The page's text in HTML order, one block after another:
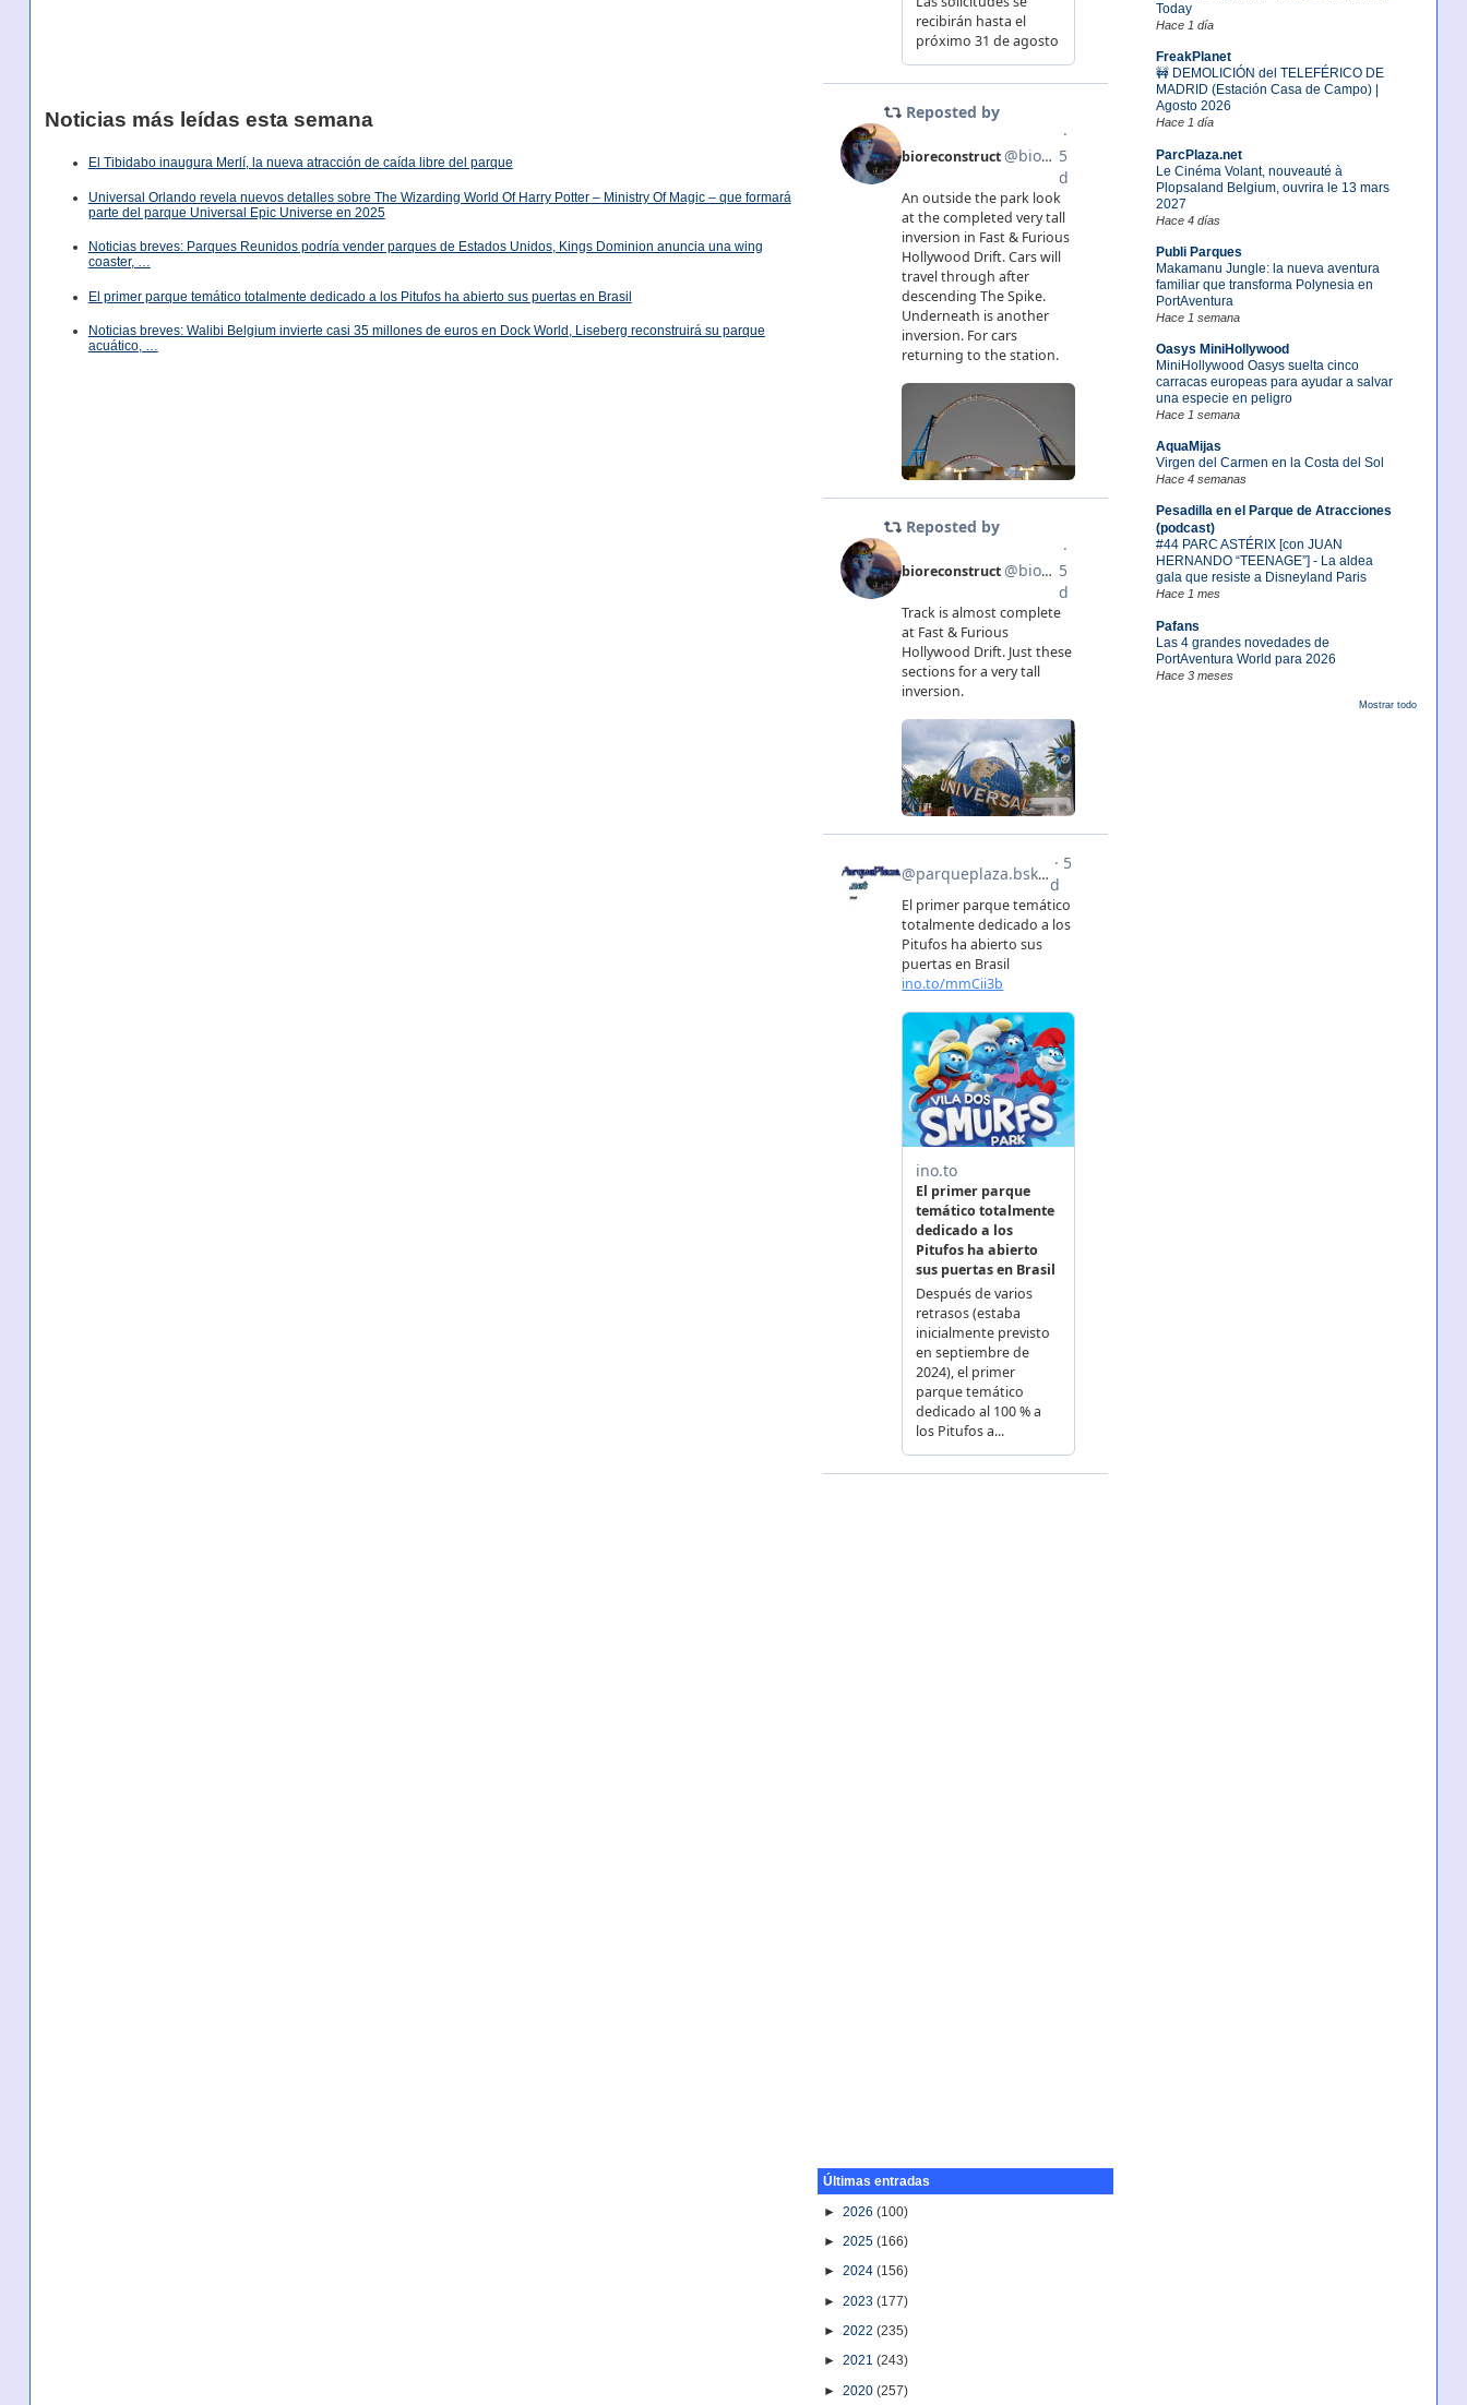
Today
Hace 1 día
FreakPlanet
🚧 DEMOLICIÓN del TELEFÉRICO DE
MADRID (Estación Casa de Campo) |
Agosto 2026
Hace 1 día
ParcPlaza.net
Le Cinéma Volant, nouveauté à
Plopsaland Belgium, ouvrira le 13 mars
2027
Hace 4 días
Publi Parques
Makamanu Jungle: la nueva aventura
familiar que transforma Polynesia en
PortAventura
Hace 1 semana
Oasys MiniHollywood
MiniHollywood Oasys suelta cinco
carracas europeas para ayudar a salvar
una especie en peligro
Hace 1 semana
AquaMijas
Virgen del Carmen en la Costa del Sol
Hace 4 semanas
Pesadilla en el Parque de Atracciones
(podcast)
#44 PARC ASTÉRIX [con JUAN
HERNANDO “TEENAGE”] - La aldea
gala que resiste a Disneyland Paris
Hace 1 mes
Pafans
Las 4 grandes novedades de
PortAventura World para 2026
Hace 3 meses
Mostrar todo
Noticias más leídas esta semana
El Tibidabo inaugura Merlí, la nueva atracción de caída libre del parque
Universal Orlando revela nuevos detalles sobre The Wizarding World Of Harry Potter – Ministry Of Magic – que formará
parte del parque Universal Epic Universe en 2025
Noticias breves: Parques Reunidos podría vender parques de Estados Unidos, Kings Dominion anuncia una wing
coaster, …
El primer parque temático totalmente dedicado a los Pitufos ha abierto sus puertas en Brasil
Noticias breves: Walibi Belgium invierte casi 35 millones de euros en Dock World, Liseberg reconstruirá su parque
acuático, …
Últimas entradas
►2026(100)
►2025(166)
►2024(156)
►2023(177)
►2022(235)
►2021(243)
►2020(257)